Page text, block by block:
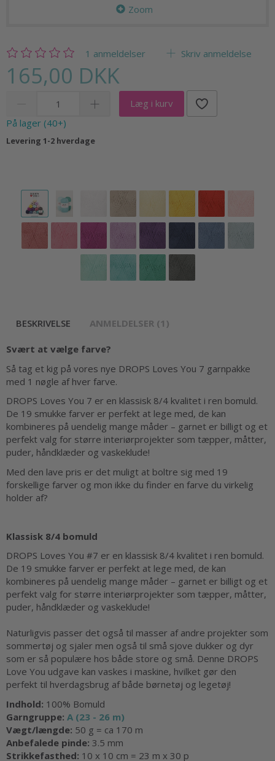
Zoom
1 anmeldelser Skriv anmeldelse
165,00 DKK
Læg i kurv
På lager (40+)
Levering 1-2 hverdage
BESKRIVELSE ANMELDELSER (1)
Svært at vælge farve?
Så tag et kig på vores nye DROPS Loves You 7 garnpakke
med 1 nøgle af hver farve.
DROPS Loves You 7 er en klassisk 8/4 kvalitet i ren bomuld.
De 19 smukke farver er perfekt at lege med, de kan
kombineres på uendelig mange måder – garnet er billigt og et
perfekt valg for større interiørprojekter som tæpper, måtter,
puder, håndklæder og vaskeklude!
Med den lave pris er det muligt at boltre sig med 19
forskellige farver og mon ikke du finder en farve du virkelig
holder af?
Klassisk 8/4 bomuld
DROPS Loves You #7 er en klassisk 8/4 kvalitet i ren bomuld.
De 19 smukke farver er perfekt at lege med, de kan
kombineres på uendelig mange måder – garnet er billigt og et
perfekt valg for større interiørprojekter som tæpper, måtter,
puder, håndklæder og vaskeklude!
Naturligvis passer det også til masser af andre projekter som
sommertøj og sjaler men også til små sjove dukker og dyr
som er så populære hos både store og små. Denne DROPS
Love You udgave kan vaskes i maskine, hvilket gør den
perfekt til hverdagsbrug af både børnetøj og legetøj!
Indhold: 100% Bomuld
Garngruppe: A (23 - 26 m)
Vægt/længde: 50 g = ca 170 m
Anbefalede pinde: 3.5 mm
Strikkefasthed: 10 x 10 cm = 23 m x 30 p